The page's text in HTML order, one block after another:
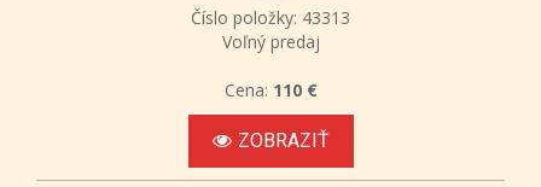
Číslo položky: 43313
Voľný predaj
Cena: 110 €
ZOBRAZIŤ